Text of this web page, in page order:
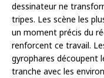
dessinateur ne
tripes. Les scène les
un moment précis du
renforcent ce travail.
gyrophares découpent
tranche avec les